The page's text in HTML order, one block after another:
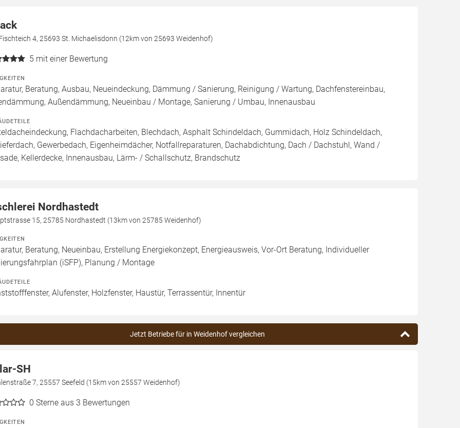
4, 25693 St. Michaelisdonn (12km von 25693 Weidenhof)
5 mit einer Bewertung
Beratung, Ausbau, Neueindeckung, Dämmung / Sanierung, Reinigung / Wartung, Dachfenstereinbau,
Außendämmung, Neueinbau / Montage, Sanierung / Umbau, Innenausbau
Flachdacharbeiten, Blechdach, Asphalt Schindeldach, Gummidach, Holz Schindeldach,
Gewerbedach, Eigenheimdächer, Notfallreparaturen, Dachabdichtung, Dach / Dachstuhl, Wand /
Kellerdecke, Innenausbau, Lärm- / Schallschutz, Brandschutz
Nordhastedt
15, 25785 Nordhastedt (13km von 25785 Weidenhof)
Beratung, Neueinbau, Erstellung Energiekonzept, Energieausweis, Vor-Ort Beratung, Individueller
(iSFP), Planung / Montage
Alufenster, Holzfenster, Haustür, Terrassentür, Innentür
Jetzt Betriebe für in Weidenhof vergleichen
SH
7, 25557 Seefeld (15km von 25557 Weidenhof)
0 Sterne aus 3 Bewertungen